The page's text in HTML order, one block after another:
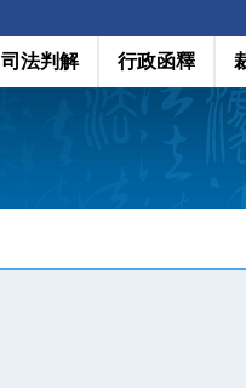
司法判解 行政函釋